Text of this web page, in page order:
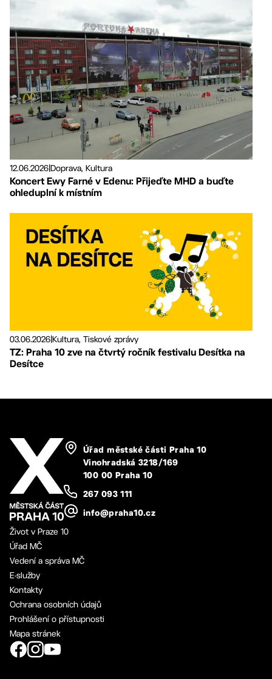
12.06.2026Doprava, Kultura
Koncert Ewy Farné v Edenu: Přijeďte MHD a buďte
ohleduplní k místním
03.06.2026Kultura, Tiskové zprávy
TZ: Praha 10 zve na čtvrtý ročník festivalu Desítka na
Desítce
Úřad městské části Praha 10
Vinohradská 3218/169
100 00 Praha 10
267 093 111
info@praha10.cz
Život v Praze 10
Úřad MČ
Vedení a správa MČ
E-služby
Kontakty
Ochrana osobních údajů
Prohlášení o přístupnosti
Mapa stránek